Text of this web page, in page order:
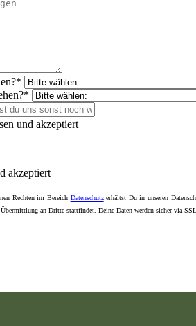
und akzeptiert
akzeptiert
Rechten im Bereich Datenschutzerhältst Du in unseren
an Dritte stattfindet. Deine Daten werden sicher via